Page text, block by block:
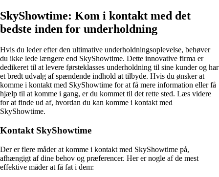
SkyShowtime: Kom i kontakt med det
bedste inden for underholdning
Hvis du leder efter den ultimative underholdningsoplevelse, behøver
du ikke lede længere end SkyShowtime. Dette innovative firma er
dedikeret til at levere førsteklasses underholdning til sine kunder og har
et bredt udvalg af spændende indhold at tilbyde. Hvis du ønsker at
komme i kontakt med SkyShowtime for at få mere information eller få
hjælp til at komme i gang, er du kommet til det rette sted. Læs videre
for at finde ud af, hvordan du kan komme i kontakt med
SkyShowtime.
Kontakt SkyShowtime
Der er flere måder at komme i kontakt med SkyShowtime på,
afhængigt af dine behov og præferencer. Her er nogle af de mest
effektive måder at få fat i dem: